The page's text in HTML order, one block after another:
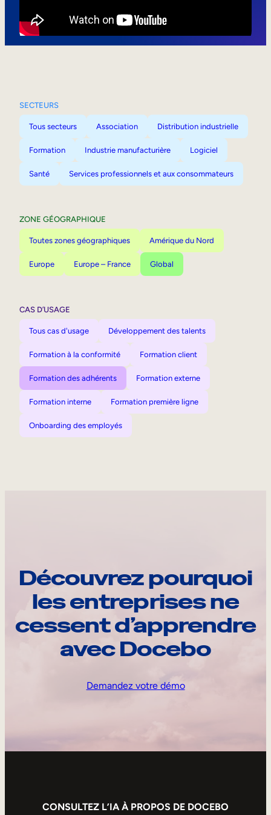
SECTEURS
Tous secteurs Association Distribution industrielle
Formation Industrie manufacturière Logiciel
Santé Services professionnels et aux consommateurs
ZONE GÉOGRAPHIQUE
Toutes zones géographiques Amérique du Nord
Europe Europe – France Global
CAS D’USAGE
Tous cas d'usage Développement des talents
Formation à la conformité Formation client
Formation des adhérents Formation externe
Formation interne Formation première ligne
Onboarding des employés
Découvrez pourquoi
les entreprises ne
cessent d’apprendre
avec Docebo
Demandez votre démo
CONSULTEZ L’IA À PROPOS DE DOCEBO